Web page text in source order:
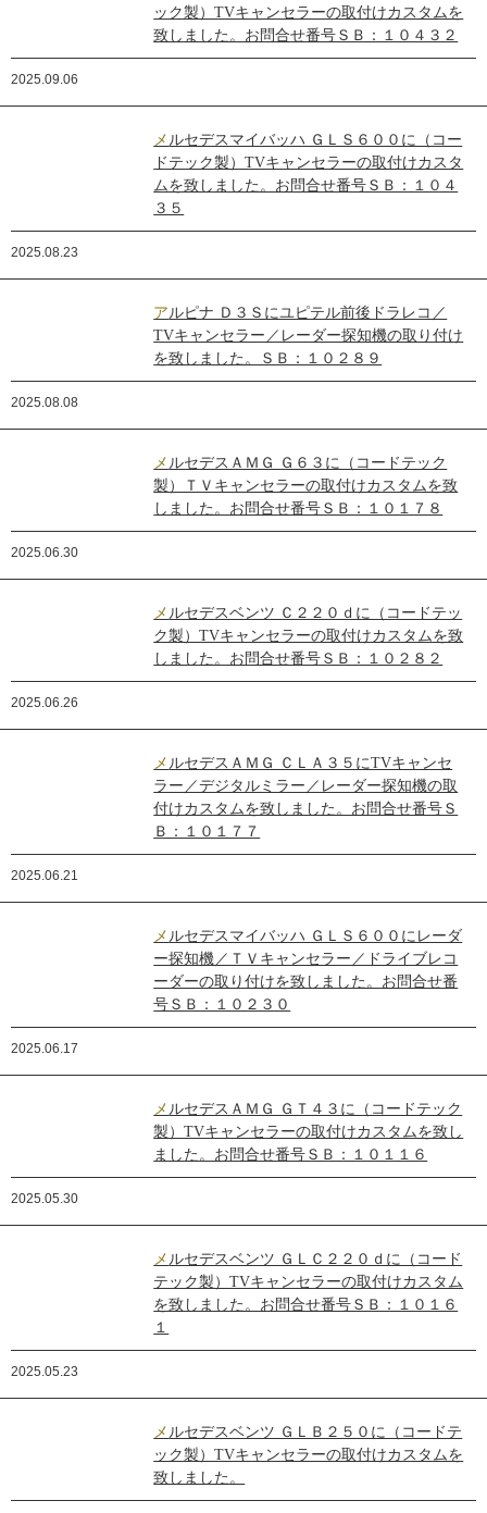
ック製）TVキャンセラーの取付けカスタムを
致しました。お問合せ番号ＳＢ：１０４３２
2025.09.06
メルセデスマイバッハ ＧＬＳ６００に（コー
ドテック製）TVキャンセラーの取付けカスタ
ムを致しました。お問合せ番号ＳＢ：１０４
３５
2025.08.23
アルピナ Ｄ３Ｓにユピテル前後ドラレコ／
TVキャンセラー／レーダー探知機の取り付け
を致しました。ＳＢ：１０２８９
2025.08.08
メルセデスＡＭＧ Ｇ６３に（コードテック
製）ＴＶキャンセラーの取付けカスタムを致
しました。お問合せ番号ＳＢ：１０１７８
2025.06.30
メルセデスベンツ Ｃ２２０ｄに（コードテッ
ク製）TVキャンセラーの取付けカスタムを致
しました。お問合せ番号ＳＢ：１０２８２
2025.06.26
メルセデスＡＭＧ ＣＬＡ３５にTVキャンセ
ラー／デジタルミラー／レーダー探知機の取
付けカスタムを致しました。お問合せ番号Ｓ
Ｂ：１０１７７
2025.06.21
メルセデスマイバッハ ＧＬＳ６００にレーダ
ー探知機／ＴＶキャンセラー／ドライブレコ
ーダーの取り付けを致しました。お問合せ番
号ＳＢ：１０２３０
2025.06.17
メルセデスＡＭＧ ＧＴ４３に（コードテック
製）TVキャンセラーの取付けカスタムを致し
ました。お問合せ番号ＳＢ：１０１１６
2025.05.30
メルセデスベンツ ＧＬＣ２２０ｄに（コード
テック製）TVキャンセラーの取付けカスタム
を致しました。お問合せ番号ＳＢ：１０１６
１
2025.05.23
メルセデスベンツ ＧＬＢ２５０に（コードテ
ック製）TVキャンセラーの取付けカスタムを
致しました。